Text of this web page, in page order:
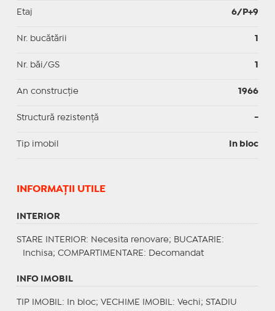
Etaj 6/P+9
Nr. bucătării 1
Nr. băi/GS 1
An construcție 1966
Structură rezistență -
Tip imobil In bloc
INFORMAŢII UTILE
INTERIOR
STARE INTERIOR: Necesita renovare; BUCATARIE :
Inchisa; COMPARTIMENTARE : Decomandat
INFO IMOBIL
TIP IMOBIL : In bloc; VECHIME IMOBIL : Vechi; STADIU